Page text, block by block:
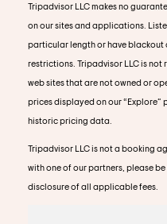
Tripadvisor LLC makes no
on our sites and applications.
particular length or have
restrictions. Tripadvisor LLC is
web sites that are not owned or
prices displayed on our
historic pricing data.
Tripadvisor LLC is not a booking
with one of our partners, please
disclosure of all applicable fees.